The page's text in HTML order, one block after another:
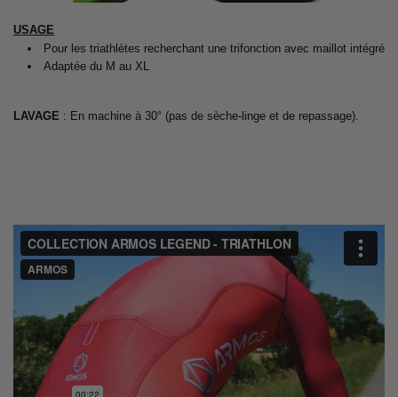
USAGE
Pour les triathlètes recherchant une trifonction avec maillot intégré
Adaptée du M au XL
LAVAGE : En machine à 30° (pas de sèche-linge et de repassage).